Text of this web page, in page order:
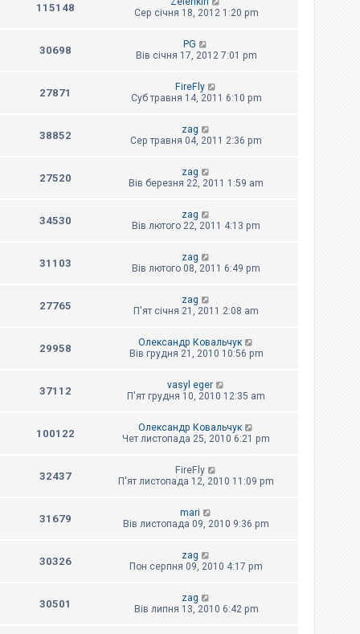
115148
Сер січня 18, 2012 1:20 pm
30698
PG
Вів січня 17, 2012 7:01 pm
27871
FireFly
Суб травня 14, 2011 6:10 pm
38852
zag
Сер травня 04, 2011 2:36 pm
27520
zag
Вів березня 22, 2011 1:59 am
34530
zag
Вів лютого 22, 2011 4:13 pm
31103
zag
Вів лютого 08, 2011 6:49 pm
27765
zag
П'ят січня 21, 2011 2:08 am
29958
Олександр Ковальчук
Вів грудня 21, 2010 10:56 pm
37112
vasyl eger
П'ят грудня 10, 2010 12:35 am
100122
Олександр Ковальчук
Чет листопада 25, 2010 6:21 pm
32437
FireFly
П'ят листопада 12, 2010 11:09 pm
31679
mari
Вів листопада 09, 2010 9:36 pm
30326
zag
Пон серпня 09, 2010 4:17 pm
30501
zag
Вів липня 13, 2010 6:42 pm